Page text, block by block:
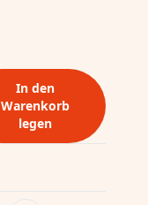
In den
Warenkorb
legen